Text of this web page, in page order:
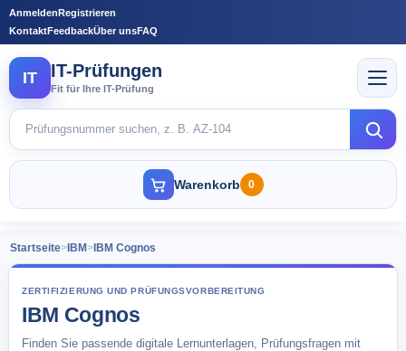
AnmeldenRegistrieren
KontaktFeedbackÜber unsFAQ
IT IT-Prüfungen
Fit für Ihre IT-Prüfung
Warenkorb 0
Startseite> IBM> IBM Cognos
ZERTIFIZIERUNG UND PRÜFUNGSVORBEREITUNG
IBM Cognos
Finden Sie passende digitale Lernunterlagen, Prüfungsfragen mit